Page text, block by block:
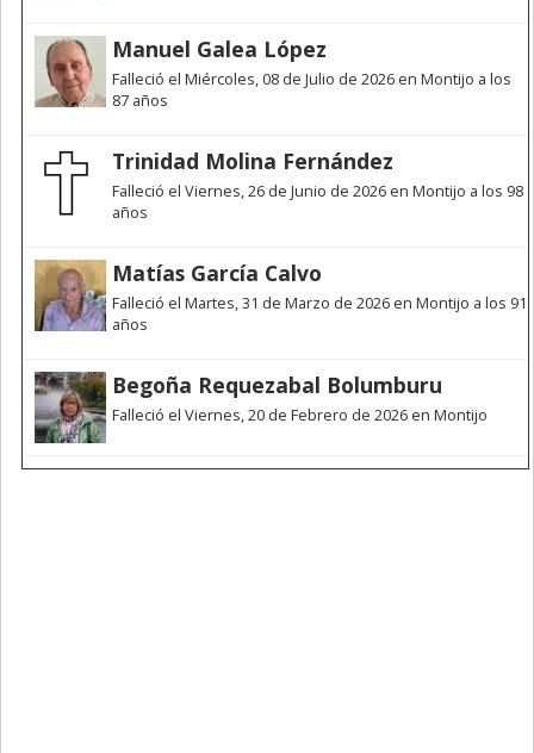
Manuel Galea López
Falleció el Miércoles, 08 de Julio de 2026 en Montijo a los
87 años
Trinidad Molina Fernández
Falleció el Viernes, 26 de Junio de 2026 en Montijo a los 98
años
Matías García Calvo
Falleció el Martes, 31 de Marzo de 2026 en Montijo a los 91
años
Begoña Requezabal Bolumburu
Falleció el Viernes, 20 de Febrero de 2026 en Montijo